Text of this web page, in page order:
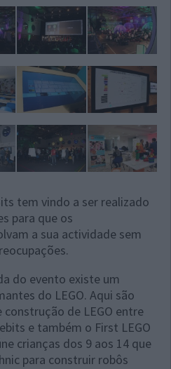
tem vindo a ser realizado
para que os
a sua actividade sem
do evento existe um
do LEGO. Aqui são
de LEGO entre
e também o First LEGO
crianças dos 9 aos 14 que
para construir robôs